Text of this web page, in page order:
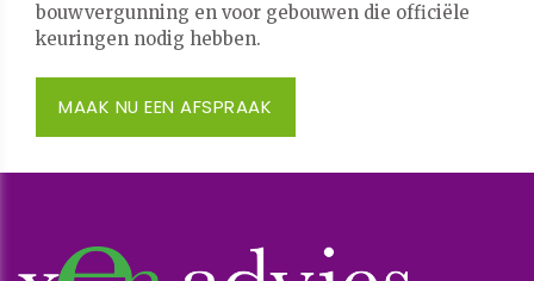
bouwvergunning en voor gebouwen die officiële
keuringen nodig hebben.
MAAK NU EEN AFSPRAAK